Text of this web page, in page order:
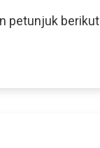
petunjuk berikut